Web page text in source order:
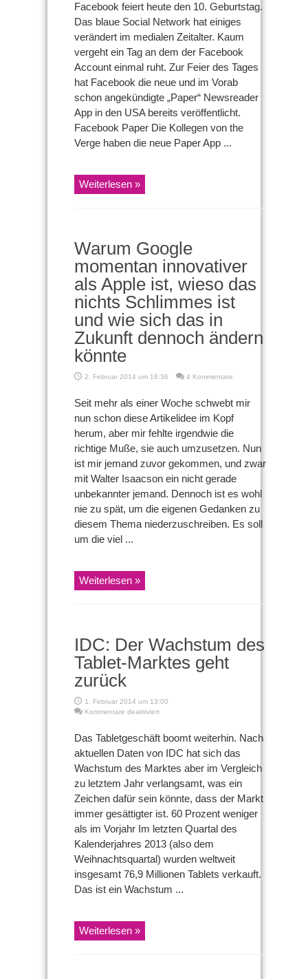
Facebook feiert heute den 10. Geburtstag.
Das blaue Social Network hat einiges
verändert im medialen Zeitalter. Kaum
vergeht ein Tag an dem der Facebook
Account einmal ruht. Zur Feier des Tages
hat Facebook die neue und im Vorab
schon angekündigte „Paper“ Newsreader
App in den USA bereits veröffentlicht.
Facebook Paper Die Kollegen von the
Verge haben die neue Paper App ...
Weiterlesen »
Warum Google
momentan innovativer
als Apple ist, wieso das
nichts Schlimmes ist
und wie sich das in
Zukunft dennoch ändern
könnte
2. Februar 2014 um 16:36 4 Kommentare
Seit mehr als einer Woche schwebt mir
nun schon diese Artikelidee im Kopf
herum, aber mir fehlte irgendwie die
richtige Muße, sie auch umzusetzen. Nun
ist mir jemand zuvor gekommen, und zwar
mit Walter Isaacson ein nicht gerade
unbekannter jemand. Dennoch ist es wohl
nie zu spät, um die eigenen Gedanken zu
diesem Thema niederzuschreiben. Es soll
um die viel ...
Weiterlesen »
IDC: Der Wachstum des
Tablet-Marktes geht
zurück
1. Februar 2014 um 13:00
Kommentare deaktiviertfür
Wachstum
des
Marktes
geht
zurück
Das Tabletgeschäft boomt weiterhin. Nach
aktuellen Daten von IDC hat sich das
Wachstum des Marktes aber im Vergleich
zu letztem Jahr verlangsamt, was ein
Zeichen dafür sein könnte, dass der Markt
immer gesättigter ist. 60 Prozent weniger
als im Vorjahr Im letzten Quartal des
Kalenderjahres 2013 (also dem
Weihnachtsquartal) wurden weltweit
insgesamt 76,9 Millionen Tablets verkauft.
Das ist ein Wachstum ...
Weiterlesen »